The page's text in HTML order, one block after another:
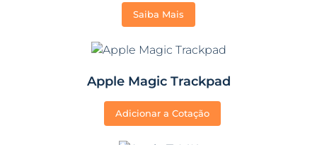
Saiba Mais
Apple Magic Trackpad
Adicionar a Cotação